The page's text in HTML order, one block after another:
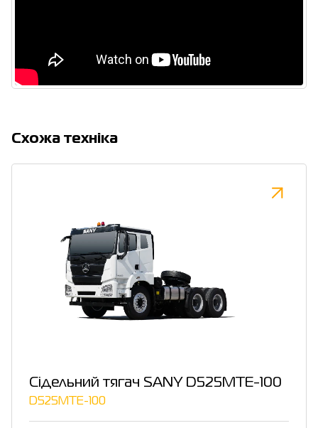
Cхожа техніка
Сідельний тягач SANY D525MTE-100
D525MTE-100